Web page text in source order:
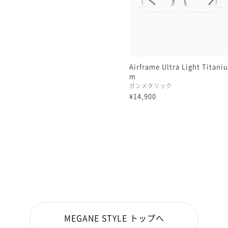
Airframe Ultra Light Titaniu
m
ガンメタリック
¥14,900
MEGANE STYLE トップへ